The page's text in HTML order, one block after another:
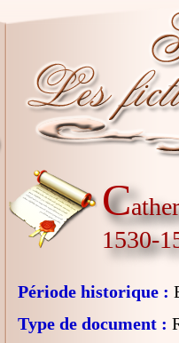
C
1530-
Période historique :
Type de document :